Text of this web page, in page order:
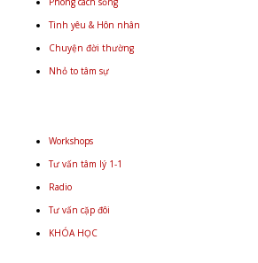
Tình yêu & Hôn nhân
Chuyện đời thường
Nhỏ to tâm sự
Workshops
Tư vấn tâm lý 1-1
Radio
Tư vấn cặp đôi
KHÓA HỌC